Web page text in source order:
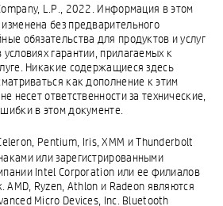
L.P., 2022. Информация в этом
без предварительного
обязательства для продуктов и услуг
гарантии, прилагаемых к
Никакие содержащиеся здесь
как дополнение к этим
несет ответственности за технические,
в этом документе.
Pentium, Iris, XMM и Thunderbolt
или зарегистрированными
Intel Corporation или ее филиалов
AMD, Ryzen, Athlon и Radeon являются
Micro Devices, Inc. Bluetooth